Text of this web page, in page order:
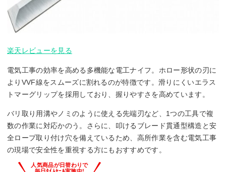
楽天レビューを見る
電気工事の効率を高める多機能な電工ナイフ。ホロー形状の刃に
よりVVF線をスムーズに割れるのが特徴です。滑りにくいエラス
トマーグリップを採用しており、握りやすさを高めています。
バリ取り用溝やノミのように使える先端刃など、1つの工具で複
数の作業に対応かのう。さらに、叩けるブレード貫通型構造と安
全ロープ取り付け穴を備えているため、高所作業を含む電気工事
の現場で安全性を重視する方にもおすすめです。